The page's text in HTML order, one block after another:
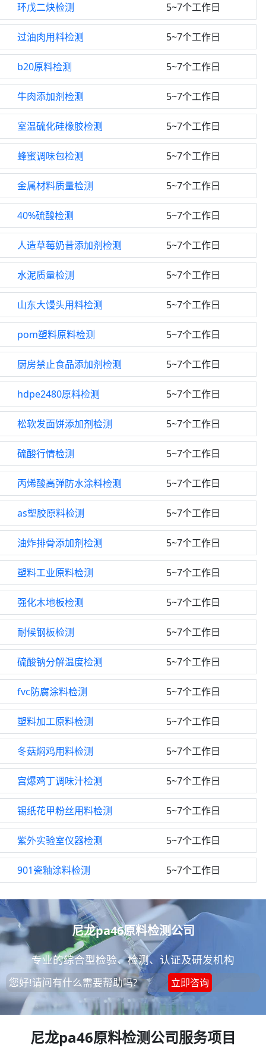
环戊二炔检测 5~7个工作日
过油肉用料检测 5~7个工作日
b20原料检测 5~7个工作日
牛肉添加剂检测 5~7个工作日
室温硫化硅橡胶检测 5~7个工作日
蜂蜜调味包检测 5~7个工作日
金属材料质量检测 5~7个工作日
40%硫酸检测 5~7个工作日
人造草莓奶昔添加剂检测 5~7个工作日
水泥质量检测 5~7个工作日
山东大馒头用料检测 5~7个工作日
pom塑料原料检测 5~7个工作日
厨房禁止食品添加剂检测 5~7个工作日
hdpe2480原料检测 5~7个工作日
松软发面饼添加剂检测 5~7个工作日
硫酸行情检测 5~7个工作日
丙烯酸高弹防水涂料检测 5~7个工作日
as塑胶原料检测 5~7个工作日
油炸排骨添加剂检测 5~7个工作日
塑料工业原料检测 5~7个工作日
强化木地板检测 5~7个工作日
耐候钢板检测 5~7个工作日
硫酸钠分解温度检测 5~7个工作日
fvc防腐涂料检测 5~7个工作日
塑料加工原料检测 5~7个工作日
冬菇焖鸡用料检测 5~7个工作日
宫爆鸡丁调味汁检测 5~7个工作日
锡纸花甲粉丝用料检测 5~7个工作日
紫外实验室仪器检测 5~7个工作日
901瓷釉涂料检测 5~7个工作日
尼龙pa46原料检测公司
专业的综合型检验、检测、认证及研发机构
您好!请问有什么需要帮助吗? 立即咨询
尼龙pa46原料检测公司服务项目